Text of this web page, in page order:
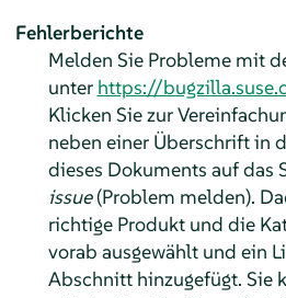
Fehlerberichte
Melden Sie Probleme mit
unter https://
Klicken Sie zur
neben einer Überschrift in
dieses Dokuments auf das
issue(Problem melden).
richtige Produkt und die
vorab ausgewählt und ein
Abschnitt hinzugefügt. Sie